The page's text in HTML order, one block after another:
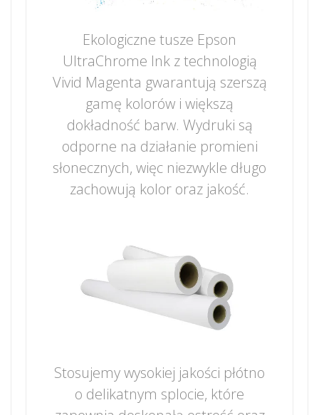
Ekologiczne tusze Epson
UltraChrome Ink z technologią
Vivid Magenta gwarantują szerszą
gamę kolorów i większą
dokładność barw. Wydruki są
odporne na działanie promieni
słonecznych, więc niezwykle długo
zachowują kolor oraz jakość.
Stosujemy wysokiej jakości płótno
o delikatnym splocie, które